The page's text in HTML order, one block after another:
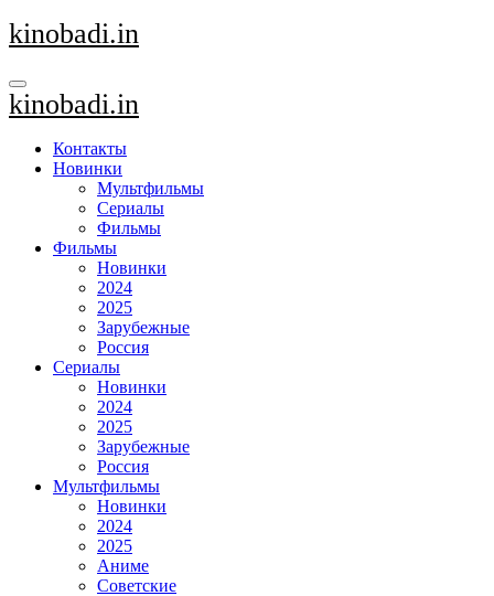
Перейти
к
kinobadi.in
kinobadi.in
Контакты
Новинки
Мультфильмы
Сериалы
Фильмы
Фильмы
Новинки
2024
2025
Зарубежные
Россия
Сериалы
Новинки
2024
2025
Зарубежные
Россия
Мультфильмы
Новинки
2024
2025
Аниме
Советские